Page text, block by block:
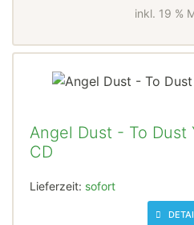
inkl. 19 %
Angel Dust - To Dust
CD
Lieferzeit: sofort